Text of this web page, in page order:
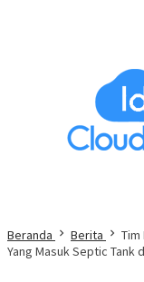
Beranda Berita
Tim
Yang Masuk Septic Tank